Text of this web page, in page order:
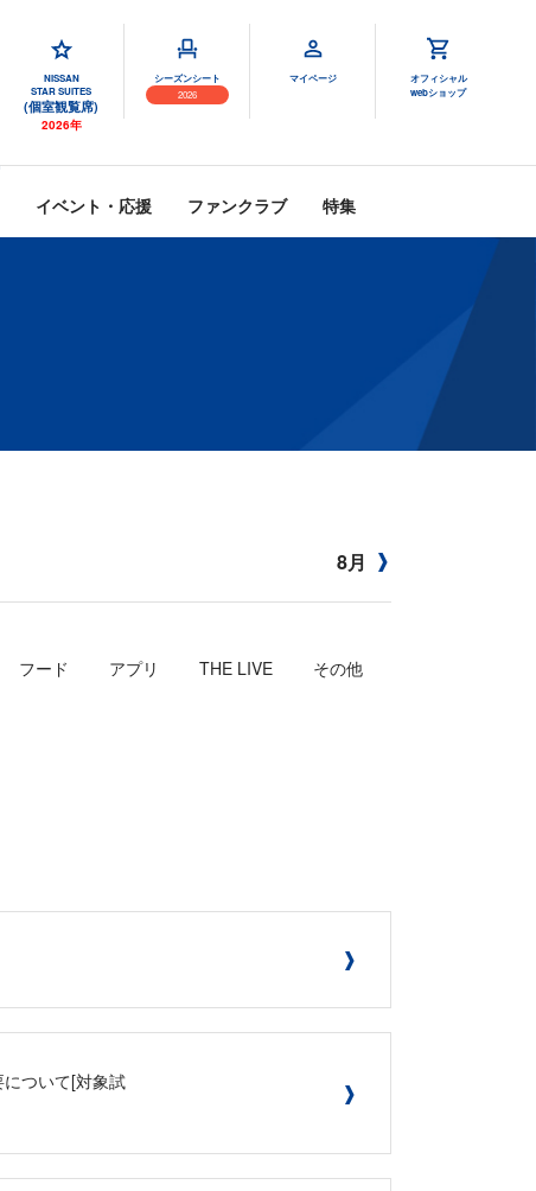
NISSAN
STAR SUITES
(個室観覧席)
2026年
シーズンシート
2026
マイページ
オフィシャル
webショップ
イベント・応援 ファンクラブ 特集
8月
フード アプリ THE LIVE その他
ついて[対象試